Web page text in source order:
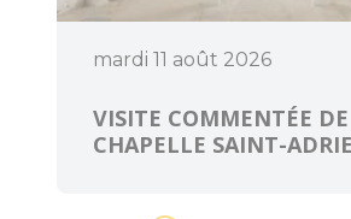
Art et Culture
mardi 11 août 2026
VISITE COMMENTÉE
CHAPELLE SAINT-